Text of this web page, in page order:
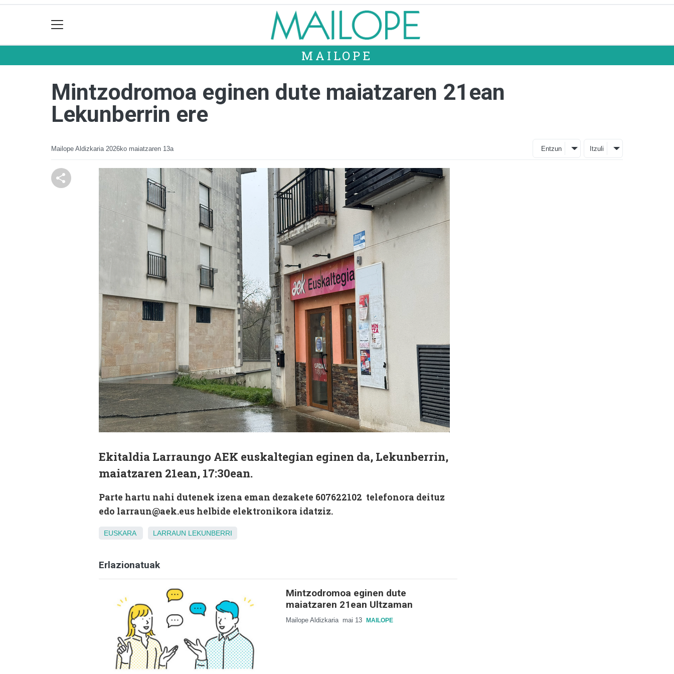
MAILOPE
Mintzodromoa eginen dute maiatzaren 21ean
Lekunberrin ere
Mailope Aldizkaria 2026ko maiatzaren 13a Entzun Itzuli
Ekitaldia Larraungo AEK euskaltegian eginen da, Lekunberrin,
maiatzaren 21ean, 17:30ean.
Parte hartu nahi dutenek izena eman dezakete 607622102 telefonora deituz
edo larraun@aek.eus helbide elektronikora idatziz.
EUSKARA LARRAUN LEKUNBERRI
Erlazionatuak
Mintzodromoa eginen dute
maiatzaren 21ean Ultzaman
Mailope Aldizkaria mai 13 MAILOPE